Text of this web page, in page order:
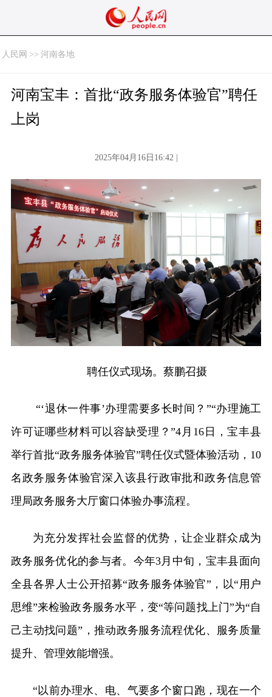
人民网 >> 河南各地
河南宝丰：首批“政务服务体验官”聘任
上岗
2025年04月16日16:42 |
聘任仪式现场。蔡鹏召摄
“‘退休一件事’办理需要多长时间？”“办理施工
许可证哪些材料可以容缺受理？”4月16日，宝丰县
举行首批“政务服务体验官”聘任仪式暨体验活动，10
名政务服务体验官深入该县行政审批和政务信息管
理局政务服务大厅窗口体验办事流程。
为充分发挥社会监督的优势，让企业群众成为
政务服务优化的参与者。今年3月中旬，宝丰县面向
全县各界人士公开招募“政务服务体验官”，以“用户
思维”来检验政务服务水平，变“等问题找上门”为“自
己主动找问题”，推动政务服务流程优化、服务质量
提升、管理效能增强。
“以前办理水、电、气要多个窗口跑，现在一个